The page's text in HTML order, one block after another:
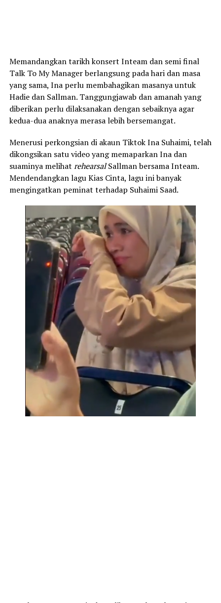
Memandangkan tarikh konsert Inteam dan semi final
Talk To My Manager berlangsung pada hari dan masa
yang sama, Ina perlu membahagikan masanya untuk
Hadie dan Sallman. Tanggungjawab dan amanah yang
diberikan perlu dilaksanakan dengan sebaiknya agar
kedua-dua anaknya merasa lebih bersemangat.
Menerusi perkongsian di akaun Tiktok Ina Suhaimi, telah
dikongsikan satu video yang memaparkan Ina dan
suaminya melihat rehearsalSallman bersama Inteam.
Mendendangkan lagu Kias Cinta, lagu ini banyak
mengingatkan peminat terhadap Suhaimi Saad.